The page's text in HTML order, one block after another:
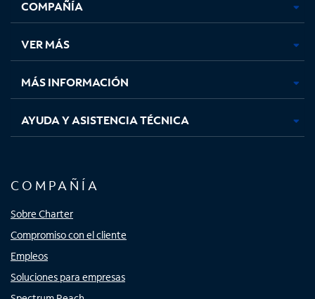
abre
en
pestaña
nueva
abre
en
pestaña
nueva
abre
en
pestaña
nueva
en
nueva
COMPAÑÍA
VER MÁS
MÁS INFORMACIÓN
AYUDA Y ASISTENCIA TÉCNICA
COMPAÑÍA
Sobre Charter
Compromiso con el cliente
Empleos
Soluciones para empresas